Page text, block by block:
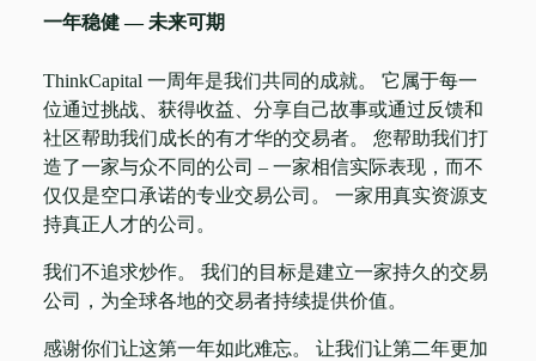
一年稳健 — 未来可期
ThinkCapital 一周年是我们共同的成就。 它属于每一
位通过挑战、获得收益、分享自己故事或通过反馈和
社区帮助我们成长的有才华的交易者。 您帮助我们打
造了一家与众不同的公司 – 一家相信实际表现，而不
仅仅是空口承诺的专业交易公司。 一家用真实资源支
持真正人才的公司。
我们不追求炒作。 我们的目标是建立一家持久的交易
公司，为全球各地的交易者持续提供价值。
感谢你们让这第一年如此难忘。 让我们让第二年更加